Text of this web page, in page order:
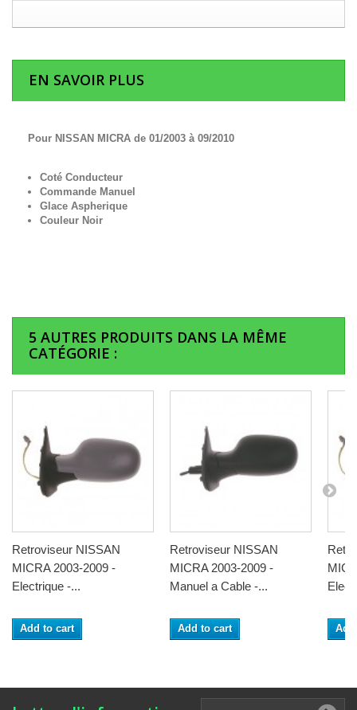
EN SAVOIR PLUS
Pour NISSAN MICRA de 01/2003 à 09/2010
Coté Conducteur
Commande Manuel
Glace Aspherique
Couleur Noir
5 AUTRES PRODUITS DANS LA MÊME
CATÉGORIE :
Retroviseur NISSAN
MICRA 2003-2009 -
Electrique -...
Add to cart
Retroviseur NISSAN
MICRA 2003-2009 -
Manuel a Cable -...
Add to cart